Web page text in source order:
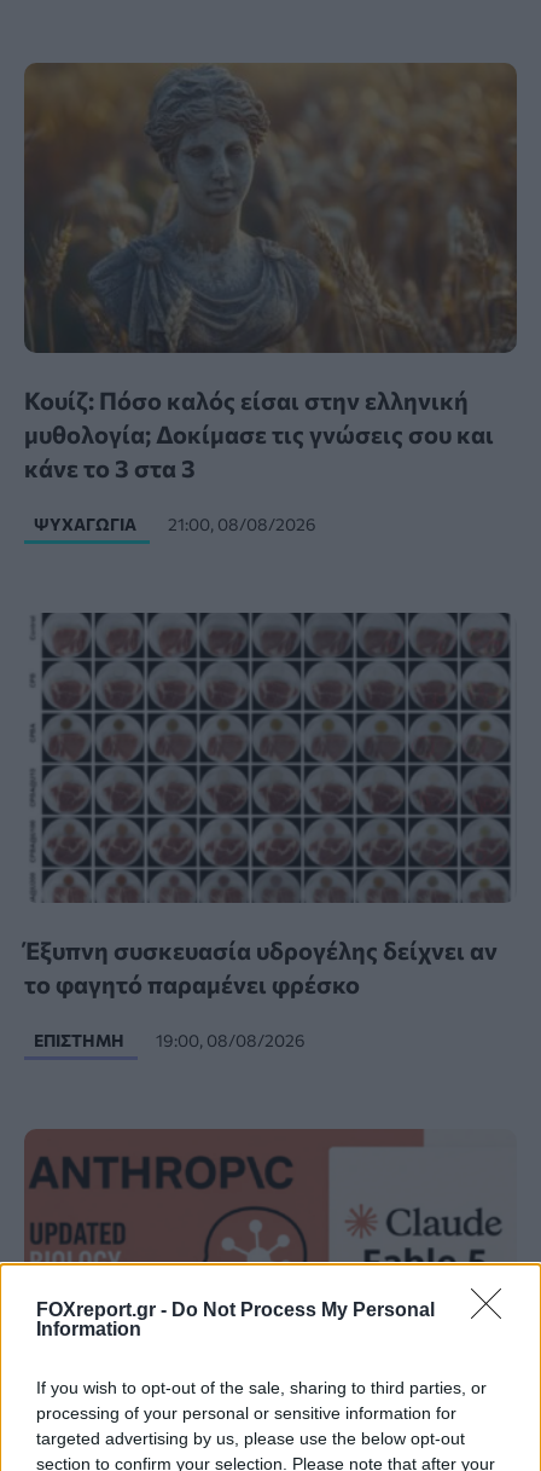
FOXreport.gr - Do Not Process My Personal
Information
If you wish to opt-out of the sale, sharing to third parties, or
processing of your personal or sensitive information for
targeted advertising by us, please use the below opt-out
section to confirm your selection. Please note that after your
Κουίζ: Πόσο καλός είσαι στην ελληνική
μυθολογία; Δοκίμασε τις γνώσεις σου και
κάνε το 3 στα 3
ΨΥΧΑΓΩΓΊΑ 21:00, 08/08/2026
Έξυπνη συσκευασία υδρογέλης δείχνει αν
το φαγητό παραμένει φρέσκο
ΕΠΙΣΤΉΜΗ 19:00, 08/08/2026